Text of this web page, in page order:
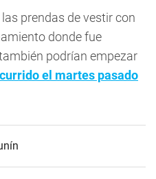
prendas de vestir con
donde fue
podrían empezar
el martes pasado